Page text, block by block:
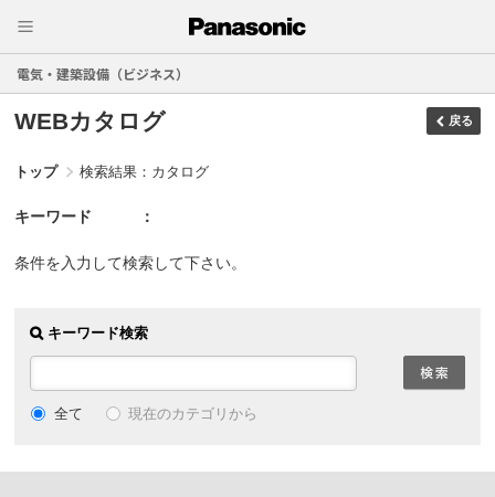
電気・建築設備（ビジネス）
WEBカタログ 戻る
トップ 検索結果：カタログ
キーワード
条件を入力して検索して下さい。
キーワード検索
全て 現在のカテゴリから